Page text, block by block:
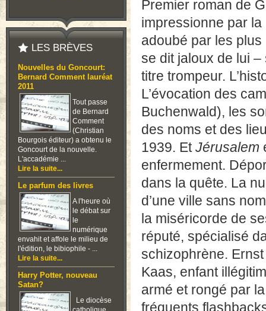
LES BRÈVES
Nouvelles du Goncourt:
Bernard Comment lauréat
2011
Tout passe
de Bernard
Comment
(Christian
Bourgois éditeur) a obtenu le
Goncourt de la nouvelle.
L'accadémie ...
Lire la suite...
Le parfum des livres
A l'heure où
le débat sur
le
numérique
envahit et affole le milieu de
l'édition, le bibiophile - ...
Lire la suite...
Harry Potter, nouveau
Satan?
Le diocèse
Premier roman de
impressionne par la
adoubé par les
se dit jaloux de lui
titre trompeur.
L’évocation des
Buchenwald), les
des noms et des
1939. EtJérusalem
enfermement.
dans la quête. La
d’une ville sans
la miséricorde de
réputé, spécialisé
schizophrène.
Kaas, enfant
armé et rongé par
fréquents